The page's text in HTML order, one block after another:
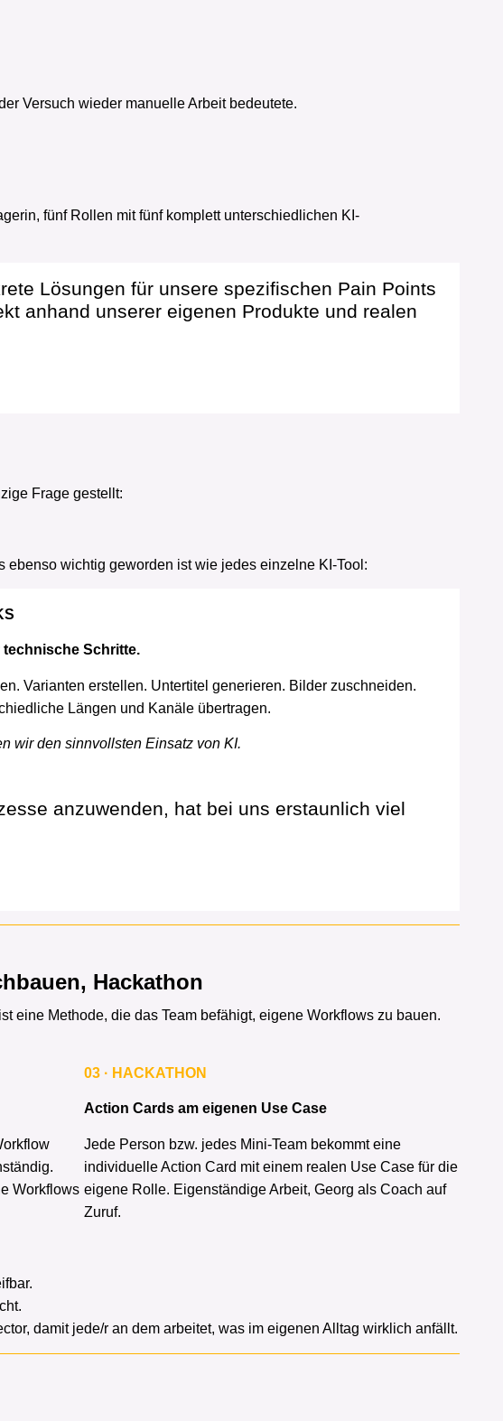
Versuch wieder manuelle Arbeit bedeutete.
fünf Rollen mit fünf komplett unterschiedlichen KI-
Lösungen für unsere spezifischen Pain Points
anhand unserer eigenen Produkte und realen
Frage gestellt:
wichtig geworden ist wie jedes einzelne KI-Tool:
technische Schritte.
Varianten erstellen. Untertitel generieren. Bilder zuschneiden.
Längen und Kanäle übertragen.
wir den sinnvollsten Einsatz von KI.
anzuwenden, hat bei uns erstaunlich viel
Hackathon
eine Methode, die das Team befähigt, eigene Workflows zu bauen.
Workflows
03 · HACKATHON
Action Cards am eigenen Use Case
Jede Person bzw. jedes Mini-Team bekommt eine
individuelle Action Card mit einem realen Use Case für die
eigene Rolle. Eigenständige Arbeit, Georg als Coach auf
Zuruf.
damit jede/r an dem arbeitet, was im eigenen Alltag wirklich anfällt.